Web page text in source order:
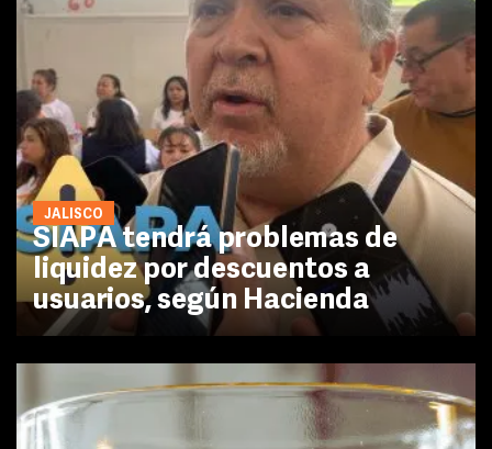
JALISCO
SIAPA tendrá problemas de
liquidez por descuentos a
usuarios, según Hacienda